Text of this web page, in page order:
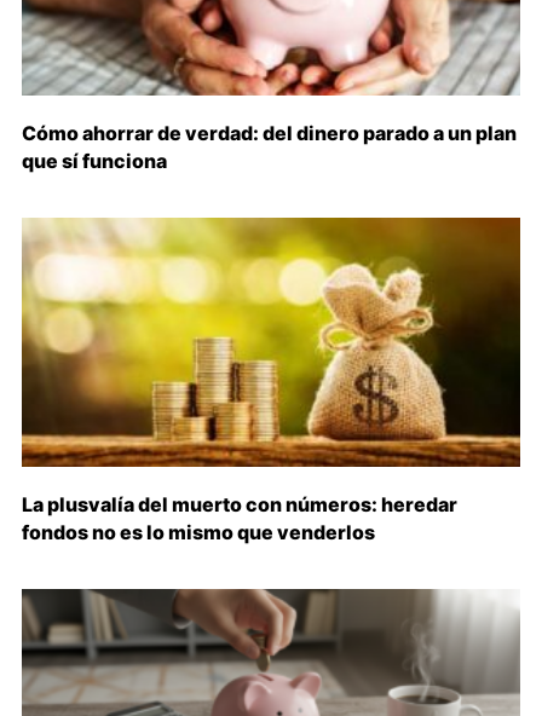
Cómo ahorrar de verdad: del dinero parado a un plan
que sí funciona
La plusvalía del muerto con números: heredar
fondos no es lo mismo que venderlos